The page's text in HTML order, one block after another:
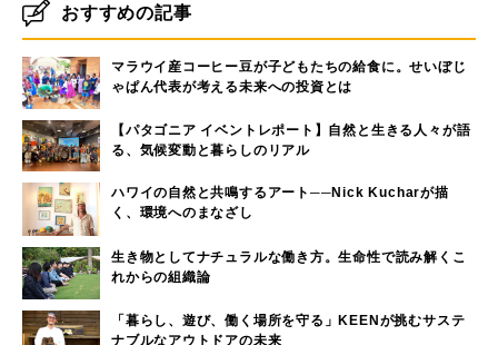
おすすめの記事
マラウイ産コーヒー豆が子どもたちの給食に。せいぼじ
ゃぱん代表が考える未来への投資とは
【パタゴニア イベントレポート】自然と生きる人々が語
る、気候変動と暮らしのリアル
ハワイの自然と共鳴するアート──Nick Kucharが描
く、環境へのまなざし
生き物としてナチュラルな働き方。生命性で読み解くこ
れからの組織論
「暮らし、遊び、働く場所を守る」KEENが挑むサステ
ナブルなアウトドアの未来